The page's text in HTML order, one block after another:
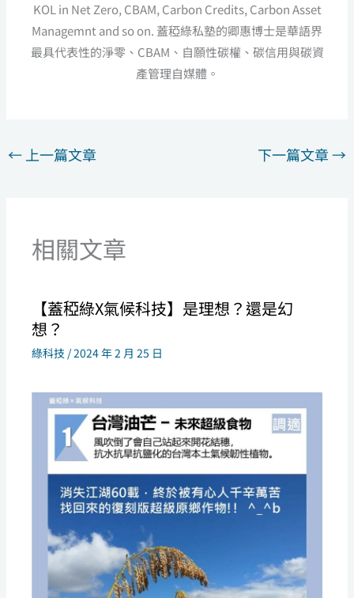
KOL in Net Zero, CBAM, Carbon Credits, Carbon Asset
Managemnt and so on. 蓋稏綠私塾的卿惠博士是華語界
最具代表性的淨零、CBAM、自願性碳權、碳信用與碳資
產管理自媒體。
← 上一篇文章 下一篇文章→
相關文章
【蓋稏綠X氣候科技】是理想？還是幻
想？
綠科技 /2024 年 2 月 25 日